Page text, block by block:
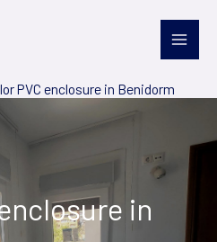
PVC enclosure in Benidorm
in